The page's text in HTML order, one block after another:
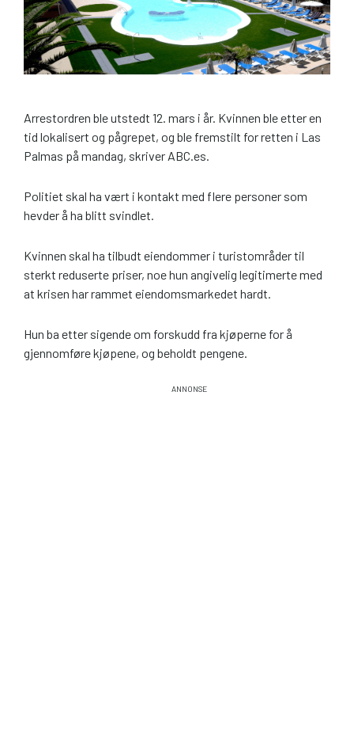
Arrestordren ble utstedt 12. mars i år. Kvinnen ble etter en
tid lokalisert og pågrepet, og ble fremstilt for retten i Las
Palmas på mandag, skriver ABC.es.
Politiet skal ha vært i kontakt med flere personer som
hevder å ha blitt svindlet.
Kvinnen skal ha tilbudt eiendommer i turistområder til
sterkt reduserte priser, noe hun angivelig legitimerte med
at krisen har rammet eiendomsmarkedet hardt.
Hun ba etter sigende om forskudd fra kjøperne for å
gjennomføre kjøpene, og beholdt pengene.